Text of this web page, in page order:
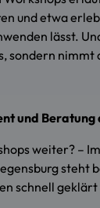
und etwa
lässt.
sondern nimmt
und Beratung
weiter? –
steht
schnell